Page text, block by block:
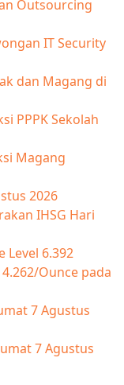
Outsourcing
IT Security
dan Magang di
PPPK Sekolah
Magang
2026
IHSG Hari
Level 6.392
Ounce pada
7 Agustus
7 Agustus